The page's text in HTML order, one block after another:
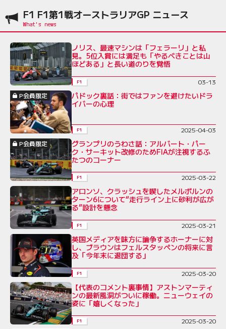
F1 F1第1戦オーストラリアGP ニュース
ノリス、最速マシンは「フェラーリ」と私
見。5位入賞には満足も「やるべきことは山
ほどある」と長い道のりを覚悟
F1
03-13
P会員限定
パドック裏話：街ではファンを避けたいドラ
イバーの心理
F1
2025-04-03
P会員限定
グランプリのうわさ話：アルバート・パー
ク・サーキット改修のためFIAが注視するふ
たつのコーナー
F1 2025-03-22
アロンソ、クラッシュを喫したメルボルンの
ターン6について“走行ライン上に砂利が広が
る”設計を懸念
F1 2025-03-21
英国メディアを味方に論争するホーナーに対
し、ブラウンはフェルスタッペンの将来に言
及「今年末に退団する」
F1 2025-03-20
【代表のコメント裏事情】アストンマーティ
ンの最新風洞がついに稼働。ニューウェイの
姿に「嬉しくなった」
F1 2025-03-20